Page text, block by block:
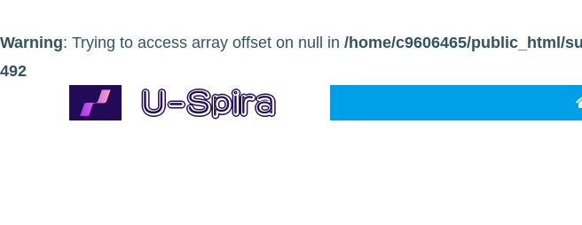
Warning: Trying to access array offset on null in /home/c9606465/public_html/
492